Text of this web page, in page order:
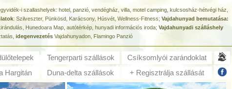
i szallashelyek: hotel, panzió, vendégház, villa, motel camping, kulcsosház-hétvégi ház,
: Szilveszter, Pünkösd, Karácsony, Húsvét, Wellness-Fitness; Vajdahunyad bemutatása:
Hunedoara Map, autótérkép, hunyadi információs iroda; Vajdahunyadi szálláshely
idegenvezetésVajdahunyadon, Flamingo Panzió
Tengerparti szállások
Csíksomlyói zarándoklat
Hargitán Duna-delta szállások + Regisztrálja szállását